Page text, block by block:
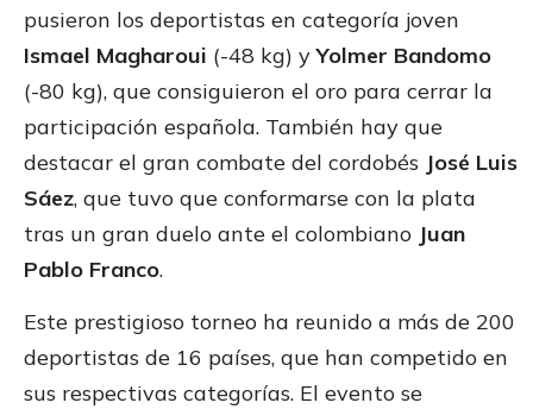
pusieron los deportistas en categoría joven
Ismael Magharoui (-48 kg) yYolmer Bandomo
(-80 kg), que consiguieron el oro para cerrar la
participación española. También hay que
destacar el gran combate del cordobés José Luis
Sáez, que tuvo que conformarse con la plata
tras un gran duelo ante el colombiano Juan
Pablo Franco.
Este prestigioso torneo ha reunido a más de 200
deportistas de 16 países, que han competido en
sus respectivas categorías. El evento se